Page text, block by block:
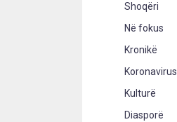
Shoqëri
Në fokus
Kronikë
Koronavirus
Kulturë
Diasporë